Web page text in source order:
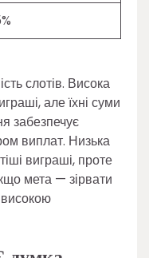
слотів. Висока
але їхні суми
забезпечує
виплат. Низька
виграші, проте
мета — зірвати